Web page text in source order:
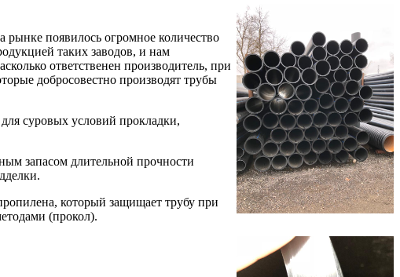
появилось огромное количество
таких заводов, и нам
ответственен производитель, при
добросовестно производят трубы
суровых условий прокладки,
запасом длительной прочности
который защищает трубу при
(прокол).